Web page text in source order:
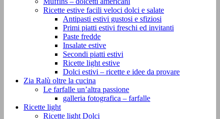
Ricette estive facili veloci dolci e salate
Antipasti estivi gustosi e sfiziosi
Primi piatti estivi freschi ed invitanti
Paste fredde
Insalate estive
Secondi piatti estivi
Ricette light estive
Dolci estivi – ricette e idee da provare
Zia Ralù oltre la cucina
Le farfalle un’altra passione
galleria fotografica – farfalle
Ricette light
Ricette light Dolci